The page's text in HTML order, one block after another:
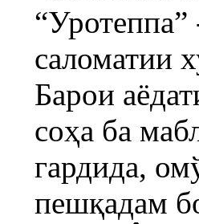
саломатии
Барои
соҳа ба
гардида,
пешқадам